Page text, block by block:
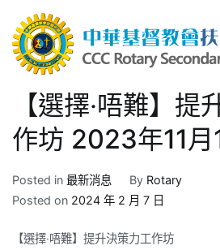
content
中華基督教會扶輪中學
【選擇‧唔難】提
作坊 2023年11月
Posted in 最新消息 By Rotary
Posted on 2024 年 2 月 7 日
【選擇‧唔難】提升決策力工作坊